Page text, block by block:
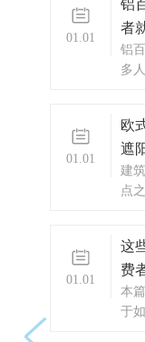
01.01
铝
者
铝
多
01.01
欧
遮
建
点
01.01
这
费
本
于